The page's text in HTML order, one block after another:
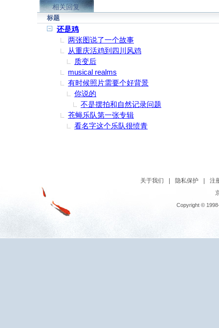
相关回复
标题
还是鸡
两张图说了一个故事
从重庆活鸡到四川风鸡
质变后
musical realms
有时候照片需要个好背景
你说的
不是摆拍和自然记录问题
苍蝇乐队第一张专辑
看名字这个乐队很愤青
关于我们 隐私保护
注
Copyright ©